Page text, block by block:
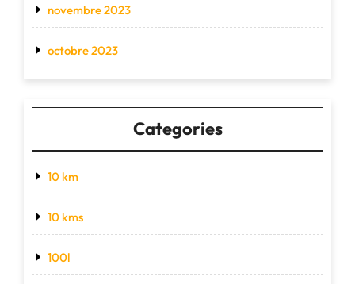
novembre 2023
octobre 2023
Categories
10 km
10 kms
100l